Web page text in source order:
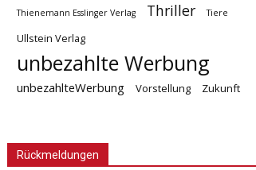
Thienemann Esslinger Verlag Thriller Tiere
Ullstein Verlag
unbezahlte Werbung
unbezahlteWerbung Vorstellung Zukunft
Rückmeldungen